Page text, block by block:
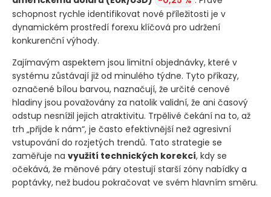
schopnost rychle identifikovat nové příležitosti je v
dynamickém prostředí forexu klíčová pro udržení
konkurenční výhody.
Zajímavým aspektem jsou limitní objednávky, které v
systému zůstávají již od minulého týdne. Tyto příkazy,
označené bílou barvou, naznačují, že určité cenové
hladiny jsou považovány za natolik validní, že ani časový
odstup nesnížil jejich atraktivitu. Trpělivé čekání na to, až
trh „přijde k nám“, je často efektivnější než agresivní
vstupování do rozjetých trendů. Tato strategie se
zaměřuje na využití technických korekcí, kdy se
očekává, že měnové páry otestují starší zóny nabídky a
poptávky, než budou pokračovat ve svém hlavním směru.